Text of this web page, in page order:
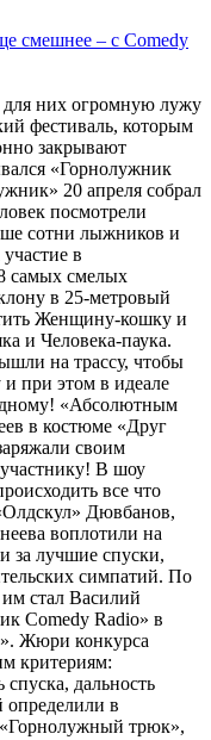
смешнее – с Comedy
для них огромную лужу
фестиваль, которым
закрывают
«Горнолужник
20 апреля собрал
посмотрели
сотни лыжников и
в
самых смелых
в 25-метровый
Женщину-кошку и
и Человека-паука.
на трассу, чтобы
при этом в идеале
«Абсолютным
в костюме «Друг
своим
В шоу
все что
Дювбанов,
воплотили на
за лучшие спуски,
симпатий. По
стал Василий
Comedy Radio» в
Жюри конкурса
критериям:
дальность
определили в
трюк»,